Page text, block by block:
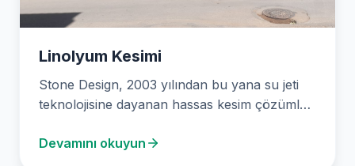
Linolyum Kesimi
Stone Design, 2003 yılından bu yana su jeti
teknolojisine dayanan hassas kesim çözümleri
Devamını okuyun